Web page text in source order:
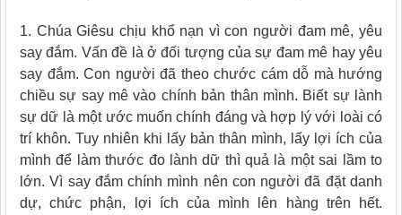
1. Chúa Giêsu chịu khổ nạn vì con người đam mê, yêu
say đắm. Vấn đề là ở đối tượng của sự đam mê hay yêu
say đắm. Con người đã theo chước cám dỗ mà hướng
chiều sự say mê vào chính bản thân mình. Biết sự lành
sự dữ là một ước muốn chính đáng và hợp lý với loài có
trí khôn. Tuy nhiên khi lấy bản thân mình, lấy lợi ích của
mình để làm thước đo lành dữ thì quả là một sai lầm to
lớn. Vì say đắm chính mình nên con người đã đặt danh
dự, chức phận, lợi ích của mình lên hàng trên hết.